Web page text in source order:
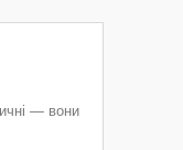
— вони